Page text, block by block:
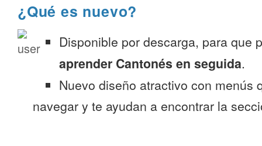
¿Qué es nuevo?
Disponible por descarga, para que
aprender Cantonés en seguida.
Nuevo diseño atractivo con menús
navegar y te ayudan a encontrar la